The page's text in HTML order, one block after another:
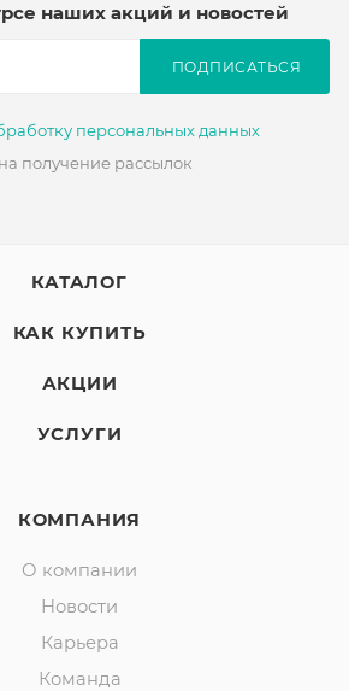
наших акций и новостей
персональных данных
получение рассылок
ПОДПИСАТЬСЯ
КАТАЛОГ
КАК КУПИТЬ
АКЦИИ
УСЛУГИ
КОМПАНИЯ
О компании
Новости
Карьера
Команда